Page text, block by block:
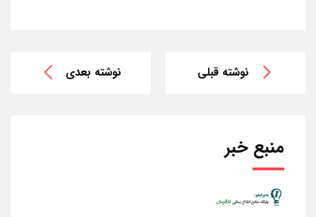
نوشته قبلی نوشته بعدی
منبع خبر